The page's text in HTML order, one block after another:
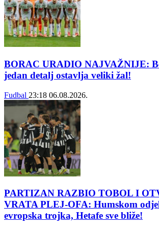
BORAC URADIO NAJVAŽNIJE:
jedan detalj ostavlja veliki žal!
Fudbal 23:18 06.08.2026.
PARTIZAN RAZBIO TOBOL I
VRATA PLEJ-OFA: Humskom
evropska trojka, Hetafe sve bliže!